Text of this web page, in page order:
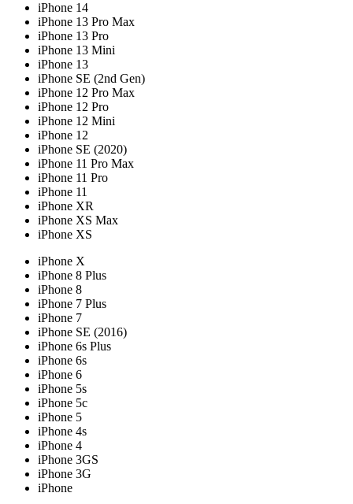
iPhone 14
iPhone 13 Pro Max
iPhone 13 Pro
iPhone 13 Mini
iPhone 13
iPhone SE (2nd Gen)
iPhone 12 Pro Max
iPhone 12 Pro
iPhone 12 Mini
iPhone 12
iPhone SE (2020)
iPhone 11 Pro Max
iPhone 11 Pro
iPhone 11
iPhone XR
iPhone XS Max
iPhone XS
iPhone X
iPhone 8 Plus
iPhone 8
iPhone 7 Plus
iPhone 7
iPhone SE (2016)
iPhone 6s Plus
iPhone 6s
iPhone 6
iPhone 5s
iPhone 5c
iPhone 5
iPhone 4s
iPhone 4
iPhone 3GS
iPhone 3G
iPhone